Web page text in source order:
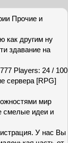
Прочие и
как другим ну
здавание на
Players: 24 / 100
сервера [RPG]
мир
смелые идеи и
У нас Вы